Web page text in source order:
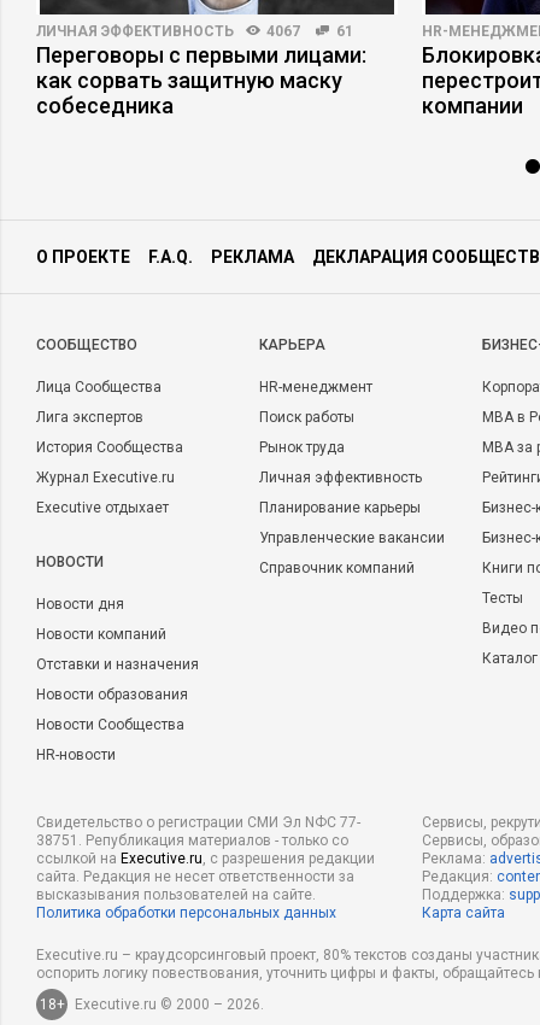
ЛИЧНАЯ ЭФФЕКТИВНОСТЬ 4067 61
Переговоры с первыми лицами:
как сорвать защитную маску
собеседника
HR-
компании
О ПРОЕКТЕ F.A.Q. РЕКЛАМА ДЕКЛАРАЦИЯ
CООБЩЕСТВО
Лица Сообщества
Лига экспертов
История Сообщества
Журнал Executive.ru
Executive отдыхает
НОВОСТИ
Новости дня
Новости компаний
Отставки и назначения
Новости образования
Новости Сообщества
HR-новости
КАРЬЕРА
HR-менеджмент
Поиск работы
Рынок труда
Личная эффективность
Планирование карьеры
Управленческие вакансии
Справочник компаний
MBA в
MBA
Бизнес-
Книги
Тесты
Видео
Свидетельство о регистрации СМИ Эл NФС 77-
38751. Републикация материалов - только со
ссылкой на Executive.ru, с разрешения редакции
сайта. Редакция не несет ответственности за
высказывания пользователей на сайте.
Политика обработки персональных данных
Сервисы,
Сервисы,
Реклама:
Редакция:
Поддержка:
Карта сайта
Executive.ru – краудсорсинговый проект, 80% текстов созданы
оспорить логику повествования, уточнить цифры и факты,
18+
Executive.ru © 2000 – 2026.